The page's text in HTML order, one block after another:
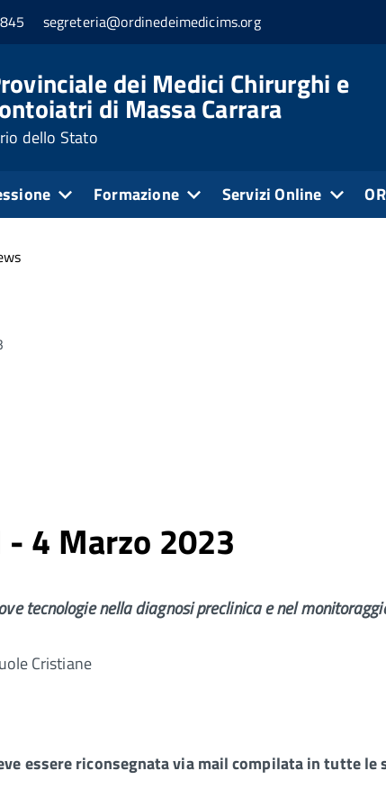
segreteria@ordinedeimedicims.org
dei Medici Chirurghi e
di Massa Carrara
dello Stato
Formazione Servizi Online
- 4 Marzo 2023
tecnologie nella diagnosi preclinica e nel
Cristiane
essere riconsegnata via mail compilata in tutte